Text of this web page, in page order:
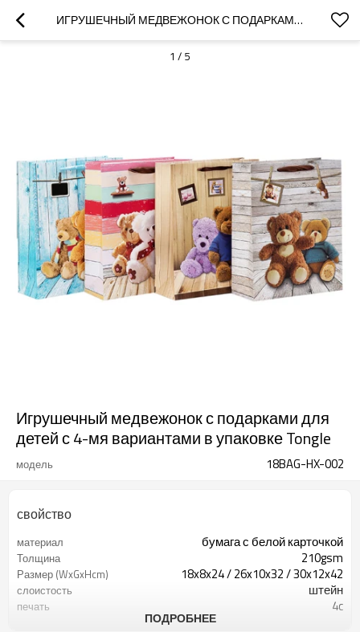
ИГРУШЕЧНЫЙ МЕДВЕЖОНОК С ПОДАРКАМИ ДЛЯ ДЕТЕЙ С 4-МЯ ВАРИАНТАМИ В УПАКОВКЕ TONGLE
1 / 5
Игрушечный медвежонок с подарками для
детей с 4-мя вариантами в упаковке Tongle
модель 18BAG-HX-002
свойство
материал бумага с белой карточкой
Толщина 210gsm
Размер (WxGxHcm) 18x8x24 / 26x10x32 / 30x12x42
слоистость штейн
печать 4c
ПОДРОБНЕЕ